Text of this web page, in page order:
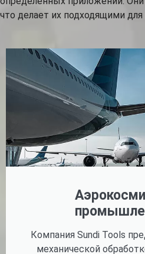
что делает их подходящими
Компания Sundi Tools
механической